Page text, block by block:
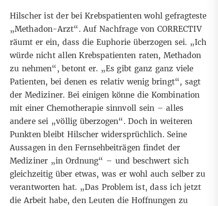
Hilscher ist der bei Krebspatienten wohl gefragteste
„Methadon-Arzt“. Auf Nachfrage von CORRECTIV
räumt er ein, dass die Euphorie überzogen sei. „Ich
würde nicht allen Krebspatienten raten, Methadon
zu nehmen“, betont er. „Es gibt ganz ganz viele
Patienten, bei denen es relativ wenig bringt“, sagt
der Mediziner. Bei einigen könne die Kombination
mit einer Chemotherapie sinnvoll sein – alles
andere sei „völlig überzogen“. Doch in weiteren
Punkten bleibt Hilscher widersprüchlich. Seine
Aussagen in den Fernsehbeiträgen findet der
Mediziner „in Ordnung“ – und beschwert sich
gleichzeitig über etwas, was er wohl auch selber zu
verantworten hat. „Das Problem ist, dass ich jetzt
die Arbeit habe, den Leuten die Hoffnungen zu